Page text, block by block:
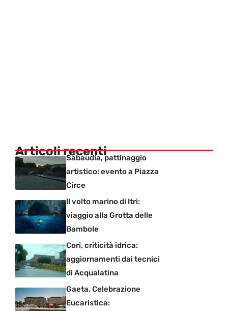
Articoli recentiSabaudia, pattinaggio
artistico: evento a Piazza
Circe
Il volto marino di Itri:
viaggio alla Grotta delle
Bambole
Cori, criticità idrica:
aggiornamenti dai tecnici
di Acqualatina
Gaeta, Celebrazione
Eucaristica: